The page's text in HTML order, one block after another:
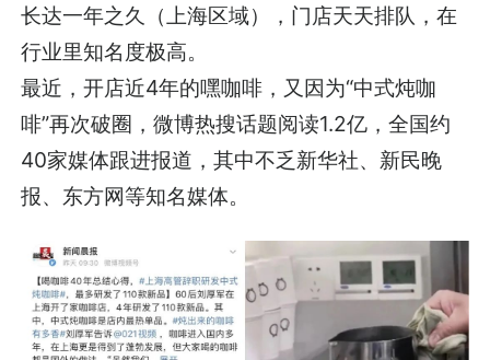
长达一年之久（上海区域），门店天天排队，在
行业里知名度极高。
最近，开店近4年的嘿咖啡，又因为“中式炖咖
啡”再次破圈，微博热搜话题阅读1.2亿，全国约
40家媒体跟进报道，其中不乏新华社、新民晚
报、东方网等知名媒体。